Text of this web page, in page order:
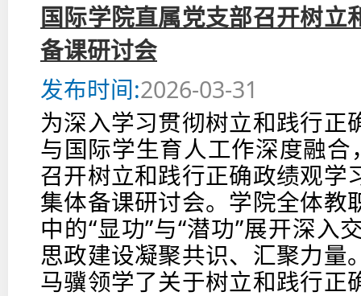
国际学院直属党支部召开树
备课研讨会
发布时间:2026-03-31
为深入学习贯彻树立和践行
与国际学生育人工作深度融
召开树立和践行正确政绩观学
集体备课研讨会。学院全体教
中的“显功”与“潜功”展开深
思政建设凝聚共识、汇聚力量
马骥领学了关于树立和践行正